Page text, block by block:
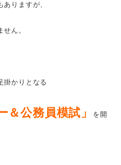
りますが、
ん。
掛かりとなる
＆公務員模試」
を開